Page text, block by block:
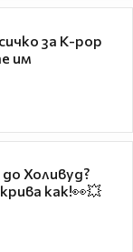
за K-pop
им
Холивуд?
как!👀💥